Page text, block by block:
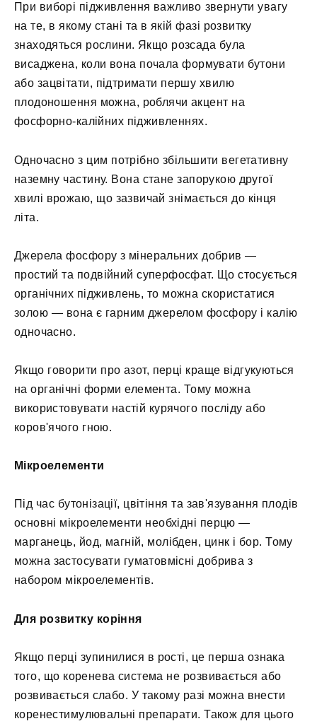
При виборі підживлення важливо звернути увагу
на те, в якому стані та в якій фазі розвитку
знаходяться рослини. Якщо розсада була
висаджена, коли вона почала формувати бутони
або зацвітати, підтримати першу хвилю
плодоношення можна, роблячи акцент на
фосфорно-калійних підживленнях.
Одночасно з цим потрібно збільшити вегетативну
наземну частину. Вона стане запорукою другої
хвилі врожаю, що зазвичай знімається до кінця
літа.
Джерела фосфору з мінеральних добрив —
простий та подвійний суперфосфат. Що стосується
органічних підживлень, то можна скористатися
золою — вона є гарним джерелом фосфору і калію
одночасно.
Якщо говорити про азот, перці краще відгукуються
на органічні форми елемента. Тому можна
використовувати настій курячого посліду або
коров'ячого гною.
Мікроелементи
Під час бутонізації, цвітіння та зав'язування плодів
основні мікроелементи необхідні перцю —
марганець, йод, магній, молібден, цинк і бор. Тому
можна застосувати гуматовмісні добрива з
набором мікроелементів.
Для розвитку коріння
Якщо перці зупинилися в рості, це перша ознака
того, що коренева система не розвивається або
розвивається слабо. У такому разі можна внести
коренестимулювальні препарати. Також для цього